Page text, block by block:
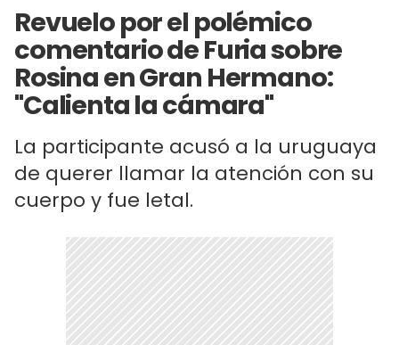
Revuelo por el polémico
comentario de Furia sobre
Rosina en Gran Hermano:
"Calienta la cámara"
La participante acusó a la uruguaya
de querer llamar la atención con su
cuerpo y fue letal.